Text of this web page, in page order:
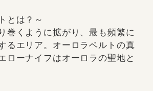
とは？～
巻くように拡がり、最も頻繁に
るエリア。オーロラベルトの真
ローナイフはオーロラの聖地と